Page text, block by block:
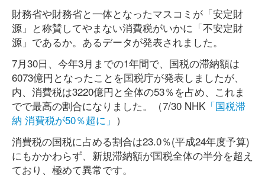
財務省や財務省と一体となったマスコミが「安定財
源」と称賛してやまない消費税がいかに「不安定財
源」であるか。あるデータが発表されました。
7月30日、今年3月までの1年間で、国税の滞納額は
6073億円となったことを国税庁が発表しましたが、
内、消費税は3220億円と全体の53％を占め、これま
でで最高の割合になりました。（7/30 NHK 「国税滞
納 消費税が50％超に」 ）
消費税の国税に占める割合は23.0％(平成24年度予算)
にもかかわらず、新規滞納額が国税全体の半分を超え
ており、極めて異常です。